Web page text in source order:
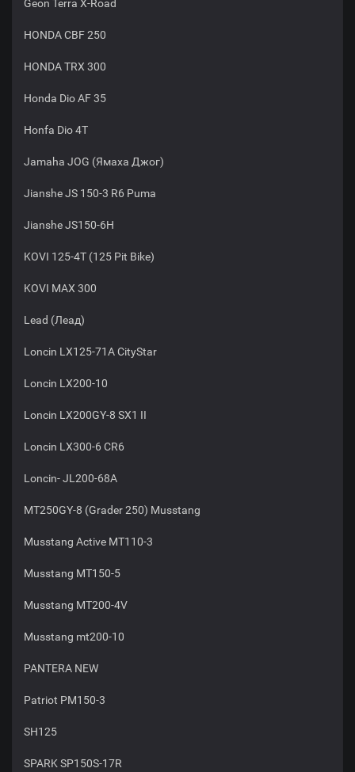
Geon Terra X-Road
HONDA CBF 250
HONDA TRX 300
Honda Dio AF 35
Honfa Dio 4T
Jamaha JOG (Ямаха Джог)
Jianshe JS 150-3 R6 Puma
Jianshe JS150-6H
KOVI 125-4Т (125 Pit Bike)
KOVI MAX 300
Lead (Леад)
Loncin LX125-71A CityStar
Loncin LX200-10
Loncin LX200GY-8 SX1 II
Loncin LX300-6 CR6
Loncin- JL200-68A
MT250GY-8 (Grader 250) Musstang
Musstang Active MT110-3
Musstang MT150-5
Musstang MT200-4V
Musstang mt200-10
PANTERA NEW
Patriot PM150-3
SH125
SPARK SP150S-17R